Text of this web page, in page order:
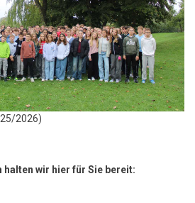
2026)
wir hier für Sie bereit: